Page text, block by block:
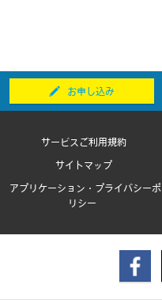
お申し込み
サービスご利用規約
サイトマップ
アプリケーション・プライバシーポ
リシー